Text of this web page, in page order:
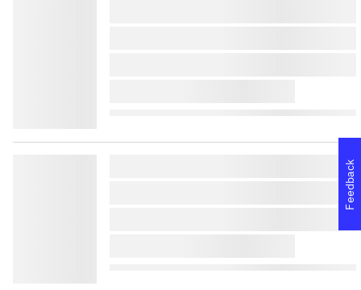
lorem ipsum dolor sit
lorem ipsum dolor sit
Feedback